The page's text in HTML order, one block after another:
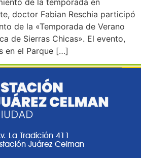
doctor Fabian Reschia participó
de la «Temporada de Verano
de Sierras Chicas». El evento,
en el Parque […]
La Tradición 411
Juárez Celman